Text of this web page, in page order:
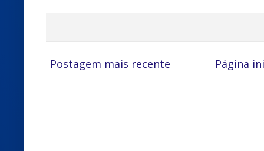
Postagem mais recente Página